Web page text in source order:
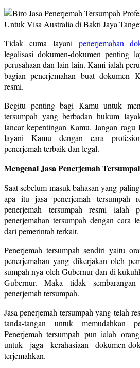
Tidak cuma layani penerjemahan
legalisasi dokumen-dokumen penting
perusahaan dan lain-lain. Kami ialah
bagian penerjemahan buat dokumen
resmi.
Begitu penting bagi Kamu untuk
tersumpah yang berbadan hukum
lancar kepentingan Kamu. Jangan
layani Kamu dengan cara
penerjemah terbaik dan legal.
Mengenal Jasa Penerjemah
Saat sebelum masuk bahasan yang
apa itu jasa penerjemah tersumpah
penerjemah tersumpah resmi ialah
penerjemahan tersumpah dengan cara
dari pemerintah terkait.
Penerjemah tersumpah sendiri yaitu
penerjemahan yang dikerjakan oleh
sumpah nya oleh Gubernur dan di
Gubernur. Maka tidak
penerjemah tersumpah.
Jasa penerjemah tersumpah yang telah
tanda-tangan untuk memudahkan
Penerjemah tersumpah pun ialah
untuk jaga kerahasiaan dokumen-
terjemahkan.